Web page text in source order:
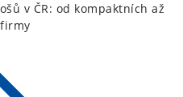
v ČR: od kompaktních až